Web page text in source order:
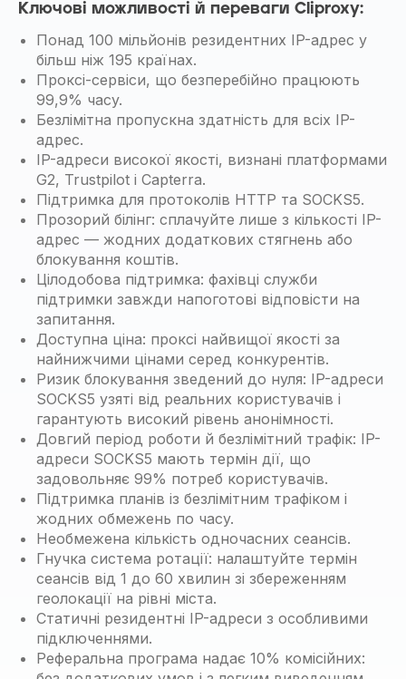
Ключові можливості й переваги Cliproxy:
Понад 100 мільйонів резидентних IP-адрес у
більш ніж 195 країнах.
Проксі-сервіси, що безперебійно працюють
99,9% часу.
Безлімітна пропускна здатність для всіх IP-
адрес.
IP-адреси високої якості, визнані платформами
G2, Trustpilot і Capterra.
Підтримка для протоколів HTTP та SOCKS5.
Прозорий білінг: сплачуйте лише з кількості IP-
адрес — жодних додаткових стягнень або
блокування коштів.
Цілодобова підтримка: фахівці служби
підтримки завжди напоготові відповісти на
запитання.
Доступна ціна: проксі найвищої якості за
найнижчими цінами серед конкурентів.
Ризик блокування зведений до нуля: IP-адреси
SOCKS5 узяті від реальних користувачів і
гарантують високий рівень анонімності.
Довгий період роботи й безлімітний трафік: IP-
адреси SOCKS5 мають термін дії, що
задовольняє 99% потреб користувачів.
Підтримка планів із безлімітним трафіком і
жодних обмежень по часу.
Необмежена кількість одночасних сеансів.
Гнучка система ротації: налаштуйте термін
сеансів від 1 до 60 хвилин зі збереженням
геолокації на рівні міста.
Статичні резидентні IP-адреси з особливими
підключеннями.
Реферальна програма надає 10% комісійних: